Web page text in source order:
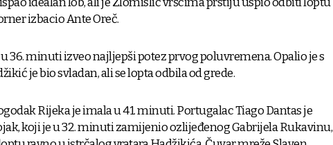
izbacio Ante Oreč.
36. minuti izveo najljepši potez prvog poluvremena. Opalio je s
je bio svladan, ali se lopta odbila od grede.
Rijeka je imala u 41. minuti. Portugalac Tiago Dantas je
koji je u 32. minuti zamijenio ozlijeđenog Gabrijela Rukavinu,